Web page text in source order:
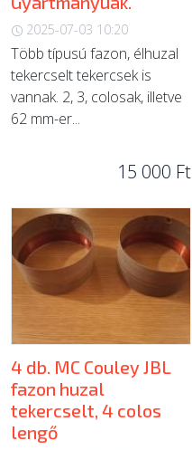
2025-07-03 10:20
Több típusú fazon, élhuzal
tekercselt tekercsek is
vannak. 2, 3, colosak, illetve
62 mm-er...
15 000 Ft
4 db. MC Couley JBL
fazon huzal
tekercselt, 4 colos
lengő